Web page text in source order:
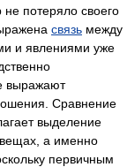
потеряло своего
связь между
и явлениями уже
выражают
Сравнение
выделение
вещах, а именно
первичным